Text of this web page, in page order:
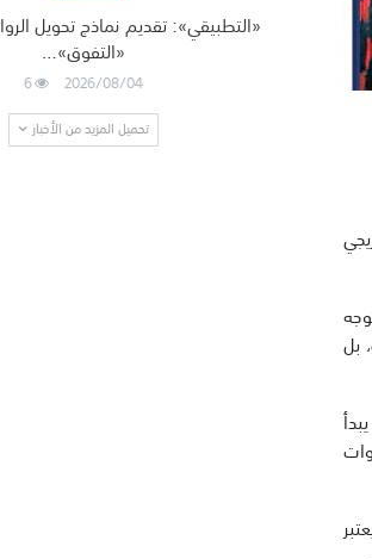
خريجي
بل
«التطبيقي»: تقديم نماذج تحويل
«التفوق»…
2026/08/04
6
تحميل المزيد من الأخبار